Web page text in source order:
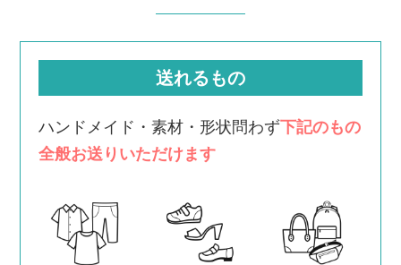
送れるもの
ハンドメイド・素材・形状問わず下記のもの
全般お送りいただけます